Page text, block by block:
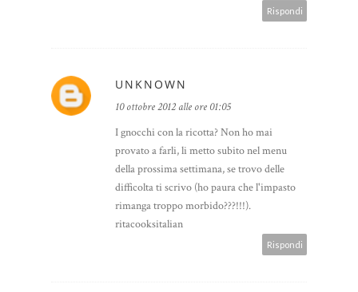
Rispondi
UNKNOWN
10 ottobre 2012 alle ore 01:05
I gnocchi con la ricotta? Non ho mai
provato a farli, li metto subito nel menu
della prossima settimana, se trovo delle
difficolta ti scrivo (ho paura che l'impasto
rimanga troppo morbido???!!!).
ritacooksitalian
Rispondi